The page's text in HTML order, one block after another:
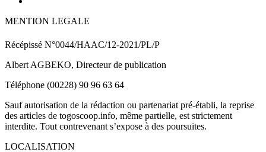
MENTION LEGALE
Récépissé N°0044/HAAC/12-2021/PL/P
Albert AGBEKO, Directeur de publication
Téléphone (00228) 90 96 63 64
Sauf autorisation de la rédaction ou partenariat pré-établi, la reprise
des articles de togoscoop.info, même partielle, est strictement
interdite. Tout contrevenant s’expose à des poursuites.
LOCALISATION